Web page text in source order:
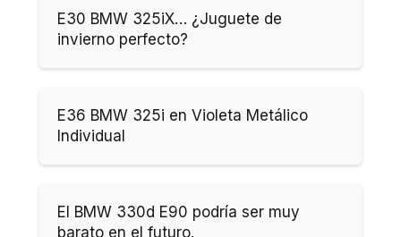
E30 BMW 325iX… ¿Juguete de
invierno perfecto?
E36 BMW 325i en Violeta Metálico
Individual
El BMW 330d E90 podría ser muy
barato en el futuro.